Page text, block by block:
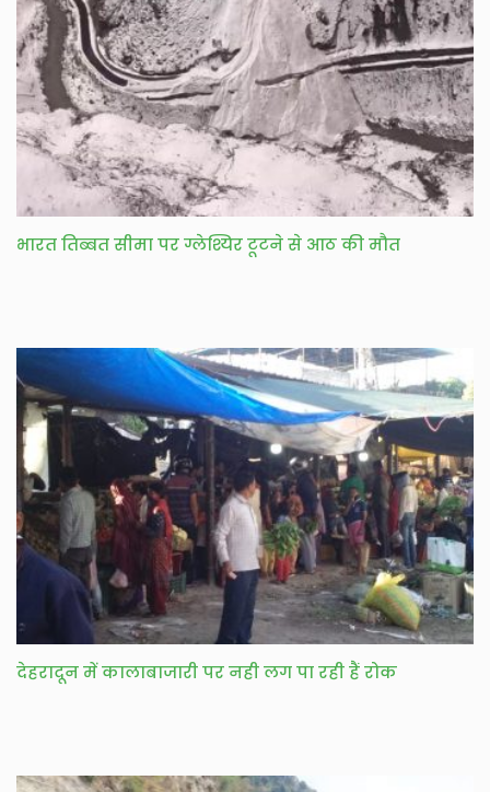
भारत तिब्बत सीमा पर ग्लेश्यिर टूटने से आठ की मौत
देहरादून में कालाबाजारी पर नही लग पा रही हैं रोक